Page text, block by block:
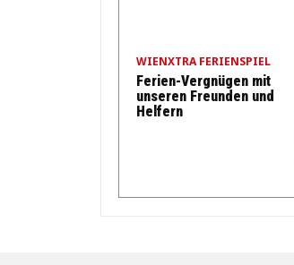
WIENXTRA FERIENSPIEL
Ferien-Vergnügen mit
unseren Freunden und
Helfern